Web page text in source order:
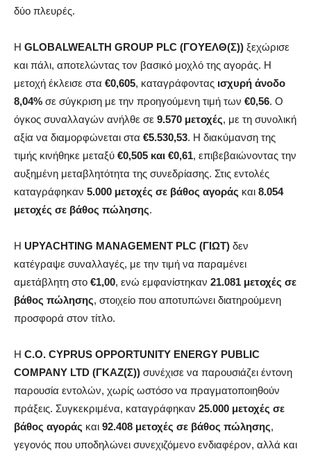
δύο πλευρές.
Η GLOBALWEALTH GROUP PLC (ΓΟΥΕΛΘ(Σ)) ξεχώρισε
και πάλι, αποτελώντας τον βασικό μοχλό της αγοράς. Η
μετοχή έκλεισε στα €0,605, καταγράφοντας ισχυρή άνοδο
8,04% σε σύγκριση με την προηγούμενη τιμή των €0,56. Ο
όγκος συναλλαγών ανήλθε σε 9.570 μετοχές, με τη συνολική
αξία να διαμορφώνεται στα €5.530,53. Η διακύμανση της
τιμής κινήθηκε μεταξύ €0,505 και €0,61, επιβεβαιώνοντας την
αυξημένη μεταβλητότητα της συνεδρίασης. Στις εντολές
καταγράφηκαν 5.000 μετοχές σε βάθος αγοράς και 8.054
μετοχές σε βάθος πώλησης.
Η UPYACHTING MANAGEMENT PLC (ΓΙΩΤ) δεν
κατέγραψε συναλλαγές, με την τιμή να παραμένει
αμετάβλητη στο €1,00, ενώ εμφανίστηκαν 21.081 μετοχές σε
βάθος πώλησης, στοιχείο που αποτυπώνει διατηρούμενη
προσφορά στον τίτλο.
Η C.O. CYPRUS OPPORTUNITY ENERGY PUBLIC
COMPANY LTD (ΓΚΑΖ(Σ)) συνέχισε να παρουσιάζει έντονη
παρουσία εντολών, χωρίς ωστόσο να πραγματοποιηθούν
πράξεις. Συγκεκριμένα, καταγράφηκαν 25.000 μετοχές σε
βάθος αγοράς και 92.408 μετοχές σε βάθος πώλησης,
γεγονός που υποδηλώνει συνεχιζόμενο ενδιαφέρον, αλλά και